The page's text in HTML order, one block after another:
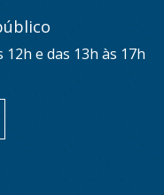
12h e das 13h às 17h